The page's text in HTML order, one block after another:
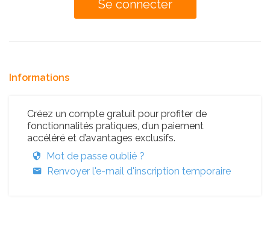
Informations
Créez un compte gratuit pour profiter de
fonctionnalités pratiques, d’un paiement
accéléré et d’avantages exclusifs.
Mot de passe oublié ?
Renvoyer l'e-mail d'inscription temporaire